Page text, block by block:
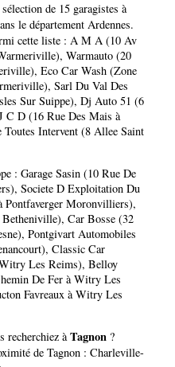
de 15 garagistes à
le département Ardennes.
cette liste : A M A (10 Av
, Warmauto (20
, Eco Car Wash (Zone
, Sarl Du Val Des
Sur Suippe), Dj Auto 51 (6
C D (16 Rue Des Mais à
Intervent (8 Allee Saint
: Garage Sasin (10 Rue De
, Societe D Exploitation Du
Pontfaverger Moronvilliers),
Betheniville), Car Bosse (32
, Pontgivart Automobiles
, Classic Car
Les Reims), Belloy
De Fer à Witry Les
Favreaux à Witry Les
recherchiez àTagnon ?
de Tagnon : Charleville-